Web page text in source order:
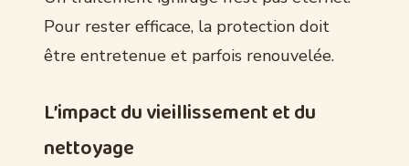
Pour rester efficace, la protection doit
être entretenue et parfois renouvelée.
L’impact du vieillissement et du
nettoyage